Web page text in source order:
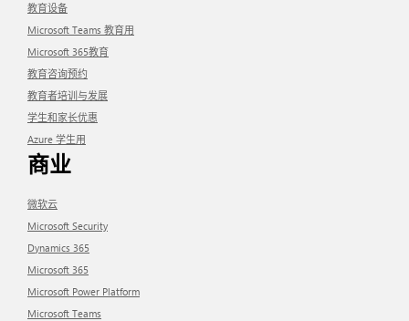
教育设备
Microsoft Teams 教育用
Microsoft 365教育
教育咨询预约
教育者培训与发展
学生和家长优惠
Azure 学生用
商业
微软云
Microsoft Security
Dynamics 365
Microsoft 365
Microsoft Power Platform
Microsoft Teams